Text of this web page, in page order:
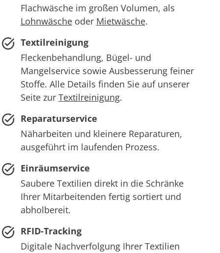
Flachwäsche im großen Volumen, als
Lohnwäscheoder Mietwäsche.
Textilreinigung
Fleckenbehandlung, Bügel- und
Mangelservice sowie Ausbesserung feiner
Stoffe. Alle Details finden Sie auf unserer
Seite zur Textilreinigung.
Reparaturservice
Näharbeiten und kleinere Reparaturen,
ausgeführt im laufenden Prozess.
Einräumservice
Saubere Textilien direkt in die Schränke
Ihrer Mitarbeitenden fertig sortiert und
abholbereit.
RFID-Tracking
Digitale Nachverfolgung Ihrer Textilien